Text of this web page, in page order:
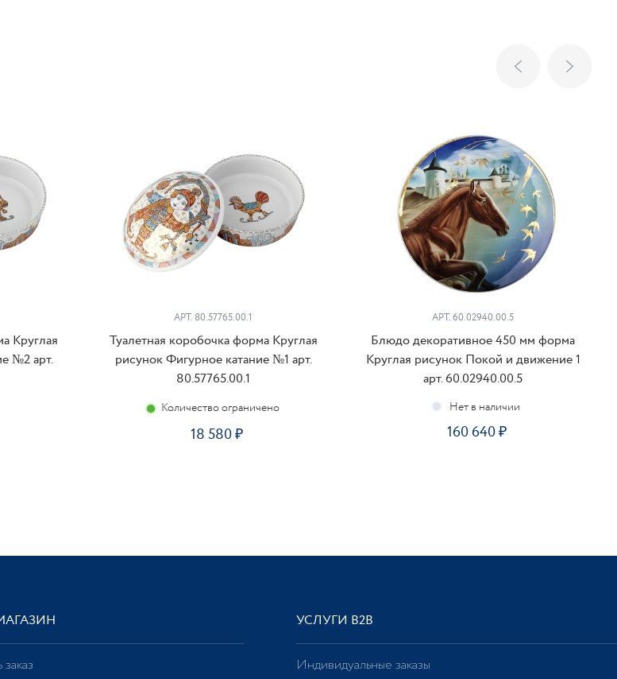
Круглая
№2 арт.
АРТ. 80.57765.00.1
Туалетная коробочка форма Круглая
рисунок Фигурное катание №1 арт.
80.57765.00.1
Количество ограничено
18 580
АРТ. 60.02940.00.5
Блюдо декоративное 450 мм форма
Круглая рисунок Покой и движение 1
арт. 60.02940.00.5
160 640
УСЛУГИ В2В
Индивидуальные заказы